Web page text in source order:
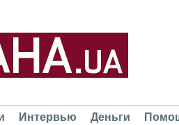
Интервью Деньги